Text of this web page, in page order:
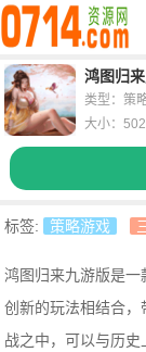
鸿图归
类型：策
大小：
标签: 策略游戏
鸿图归来九游版是
创新的玩法相结合
战之中，可以与历